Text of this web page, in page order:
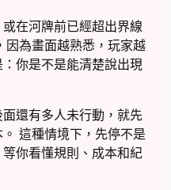
在河牌前已經超出界線
因為畫面越熟悉，玩家越
你是不是能清楚說出現
還有多人未行動，就先
這種情境下，先停不是
你看懂規則、成本和紀